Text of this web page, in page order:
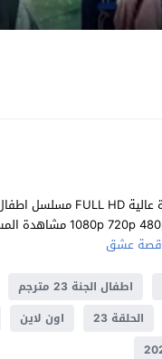
قصة عشق
اطفال الجنة 23 مترجم
الحلقة 23 اون لاين